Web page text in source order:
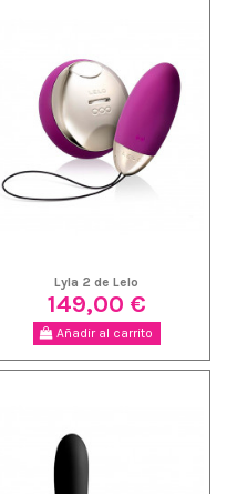
Lyla 2 de Lelo
149,00 €
Añadir al carrito